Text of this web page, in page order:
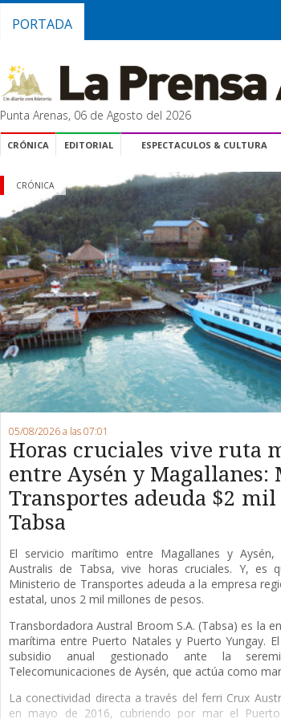
PORTADA
Punta Arenas, 06 de Agosto del 2026
CRÓNICA EDITORIAL ESPECTACULOS & CULTURA
CRÓNICA
05/08/2026 a las 07:01
Horas cruciales vive ruta
entre Aysén y
Transportes adeuda $2
Tabsa
El servicio marítimo entre Magallanes y
Australis de Tabsa, vive horas cruciales. Y, es
Ministerio de Transportes adeuda a la empresa
estatal, unos 2 mil millones de pesos.
Transbordadora Austral Broom S.A. (Tabsa) es la
marítima entre Puerto Natales y Puerto Yungay.
subsidio anual gestionado ante la
Telecomunicaciones de Aysén, que actúa como
La conectividad directa a través del ferri Crux
en mayo de 2016, cubriendo por mar el